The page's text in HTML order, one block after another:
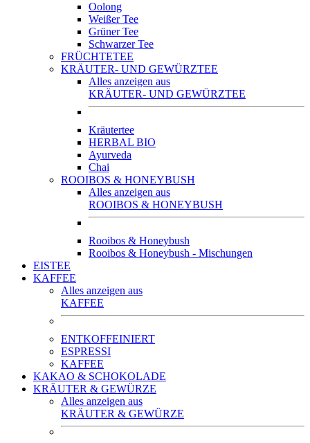
Oolong
Weißer Tee
Grüner Tee
Schwarzer Tee
FRÜCHTETEE
KRÄUTER- UND GEWÜRZTEE
Alles anzeigen aus
KRÄUTER- UND GEWÜRZTEE
Kräutertee
HERBAL BIO
Ayurveda
Chai
ROOIBOS & HONEYBUSH
Alles anzeigen aus
ROOIBOS & HONEYBUSH
Rooibos & Honeybush
Rooibos & Honeybush - Mischungen
EISTEE
KAFFEE
Alles anzeigen aus
KAFFEE
ENTKOFFEINIERT
ESPRESSI
KAFFEE
KAKAO & SCHOKOLADE
KRÄUTER & GEWÜRZE
Alles anzeigen aus
KRÄUTER & GEWÜRZE